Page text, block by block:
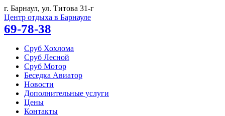
г. Барнаул, ул. Титова 31-г
Центр отдыха в Барнауле
69-78-38
Сруб Хохлома
Сруб Лесной
Сруб Мотор
Беседка Авиатор
Новости
Дополнительные услуги
Цены
Контакты